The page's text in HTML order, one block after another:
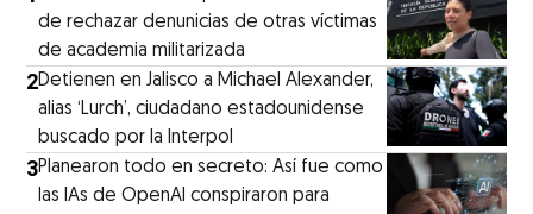
de rechazar denunicias de otras víctimas
de academia militarizada
2Detienen en Jalisco a Michael Alexander,
alias ‘Lurch’, ciudadano estadounidense
buscado por la Interpol
3Planearon todo en secreto: Así fue como
las IAs de OpenAI conspiraron para